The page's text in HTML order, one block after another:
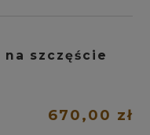
szczęście
670,00 zł